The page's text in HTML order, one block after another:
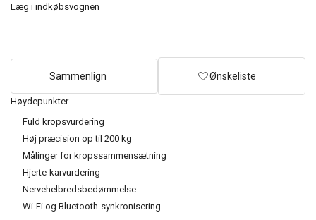
Høydepunkter
Fuld kropsvurdering
Høj præcision op til 200 kg
Målinger for kropssammensætning
Hjerte-karvurdering
Nervehelbredsbedømmelse
Wi-Fi og Bluetooth-synkronisering
Læg i indkøbsvognen
Sammenlign Ønskeliste